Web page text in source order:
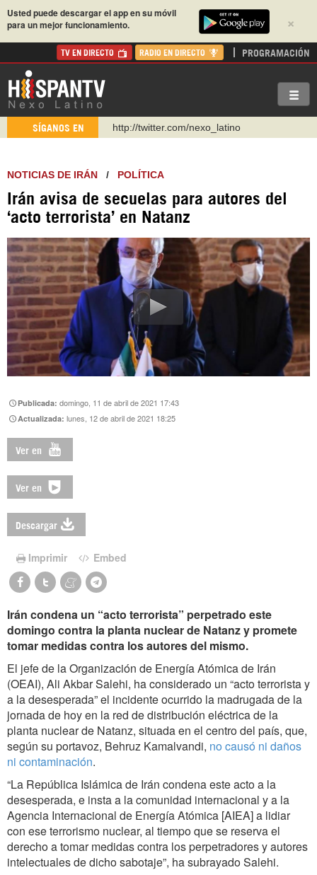
×
Usted puede descargar el app en su móvil
para un mejor funcionamiento.
TV EN DIRECTO RADIO EN DIRECTO PROGRAMACIÓN
SÍGANOS EN
http://twitter.com/nexo_latino
https://urmedium.com/c/hispantv
WhatsApp y Viber: +98 921 79 29 404
Instagram como: hispan_tv
https://www.youtube.com/@nexo_latino
NOTICIAS DE IRÁN / POLÍTICA
Irán avisa de secuelas para autores del
‘acto terrorista’ en Natanz
Publicada:domingo, 11 de abril de 2021 17:43
Actualizada:lunes, 12 de abril de 2021 18:25
Ver en
Ver en
Descargar
Imprimir Embed
Irán condena un “acto terrorista” perpetrado este
domingo contra la planta nuclear de Natanz y promete
tomar medidas contra los autores del mismo.
El jefe de la Organización de Energía Atómica de Irán
(OEAI), Ali Akbar Salehi, ha considerado un “acto terrorista y
a la desesperada” el incidente ocurrido la madrugada de la
jornada de hoy en la red de distribución eléctrica de la
planta nuclear de Natanz, situada en el centro del país, que,
según su portavoz, Behruz Kamalvandi, no causó ni daños
ni contaminación.
“La República Islámica de Irán condena este acto a la
desesperada, e insta a la comunidad internacional y a la
Agencia Internacional de Energía Atómica [AIEA] a lidiar
con ese terrorismo nuclear, al tiempo que se reserva el
derecho a tomar medidas contra los perpetradores y autores
intelectuales de dicho sabotaje”, ha subrayado Salehi.